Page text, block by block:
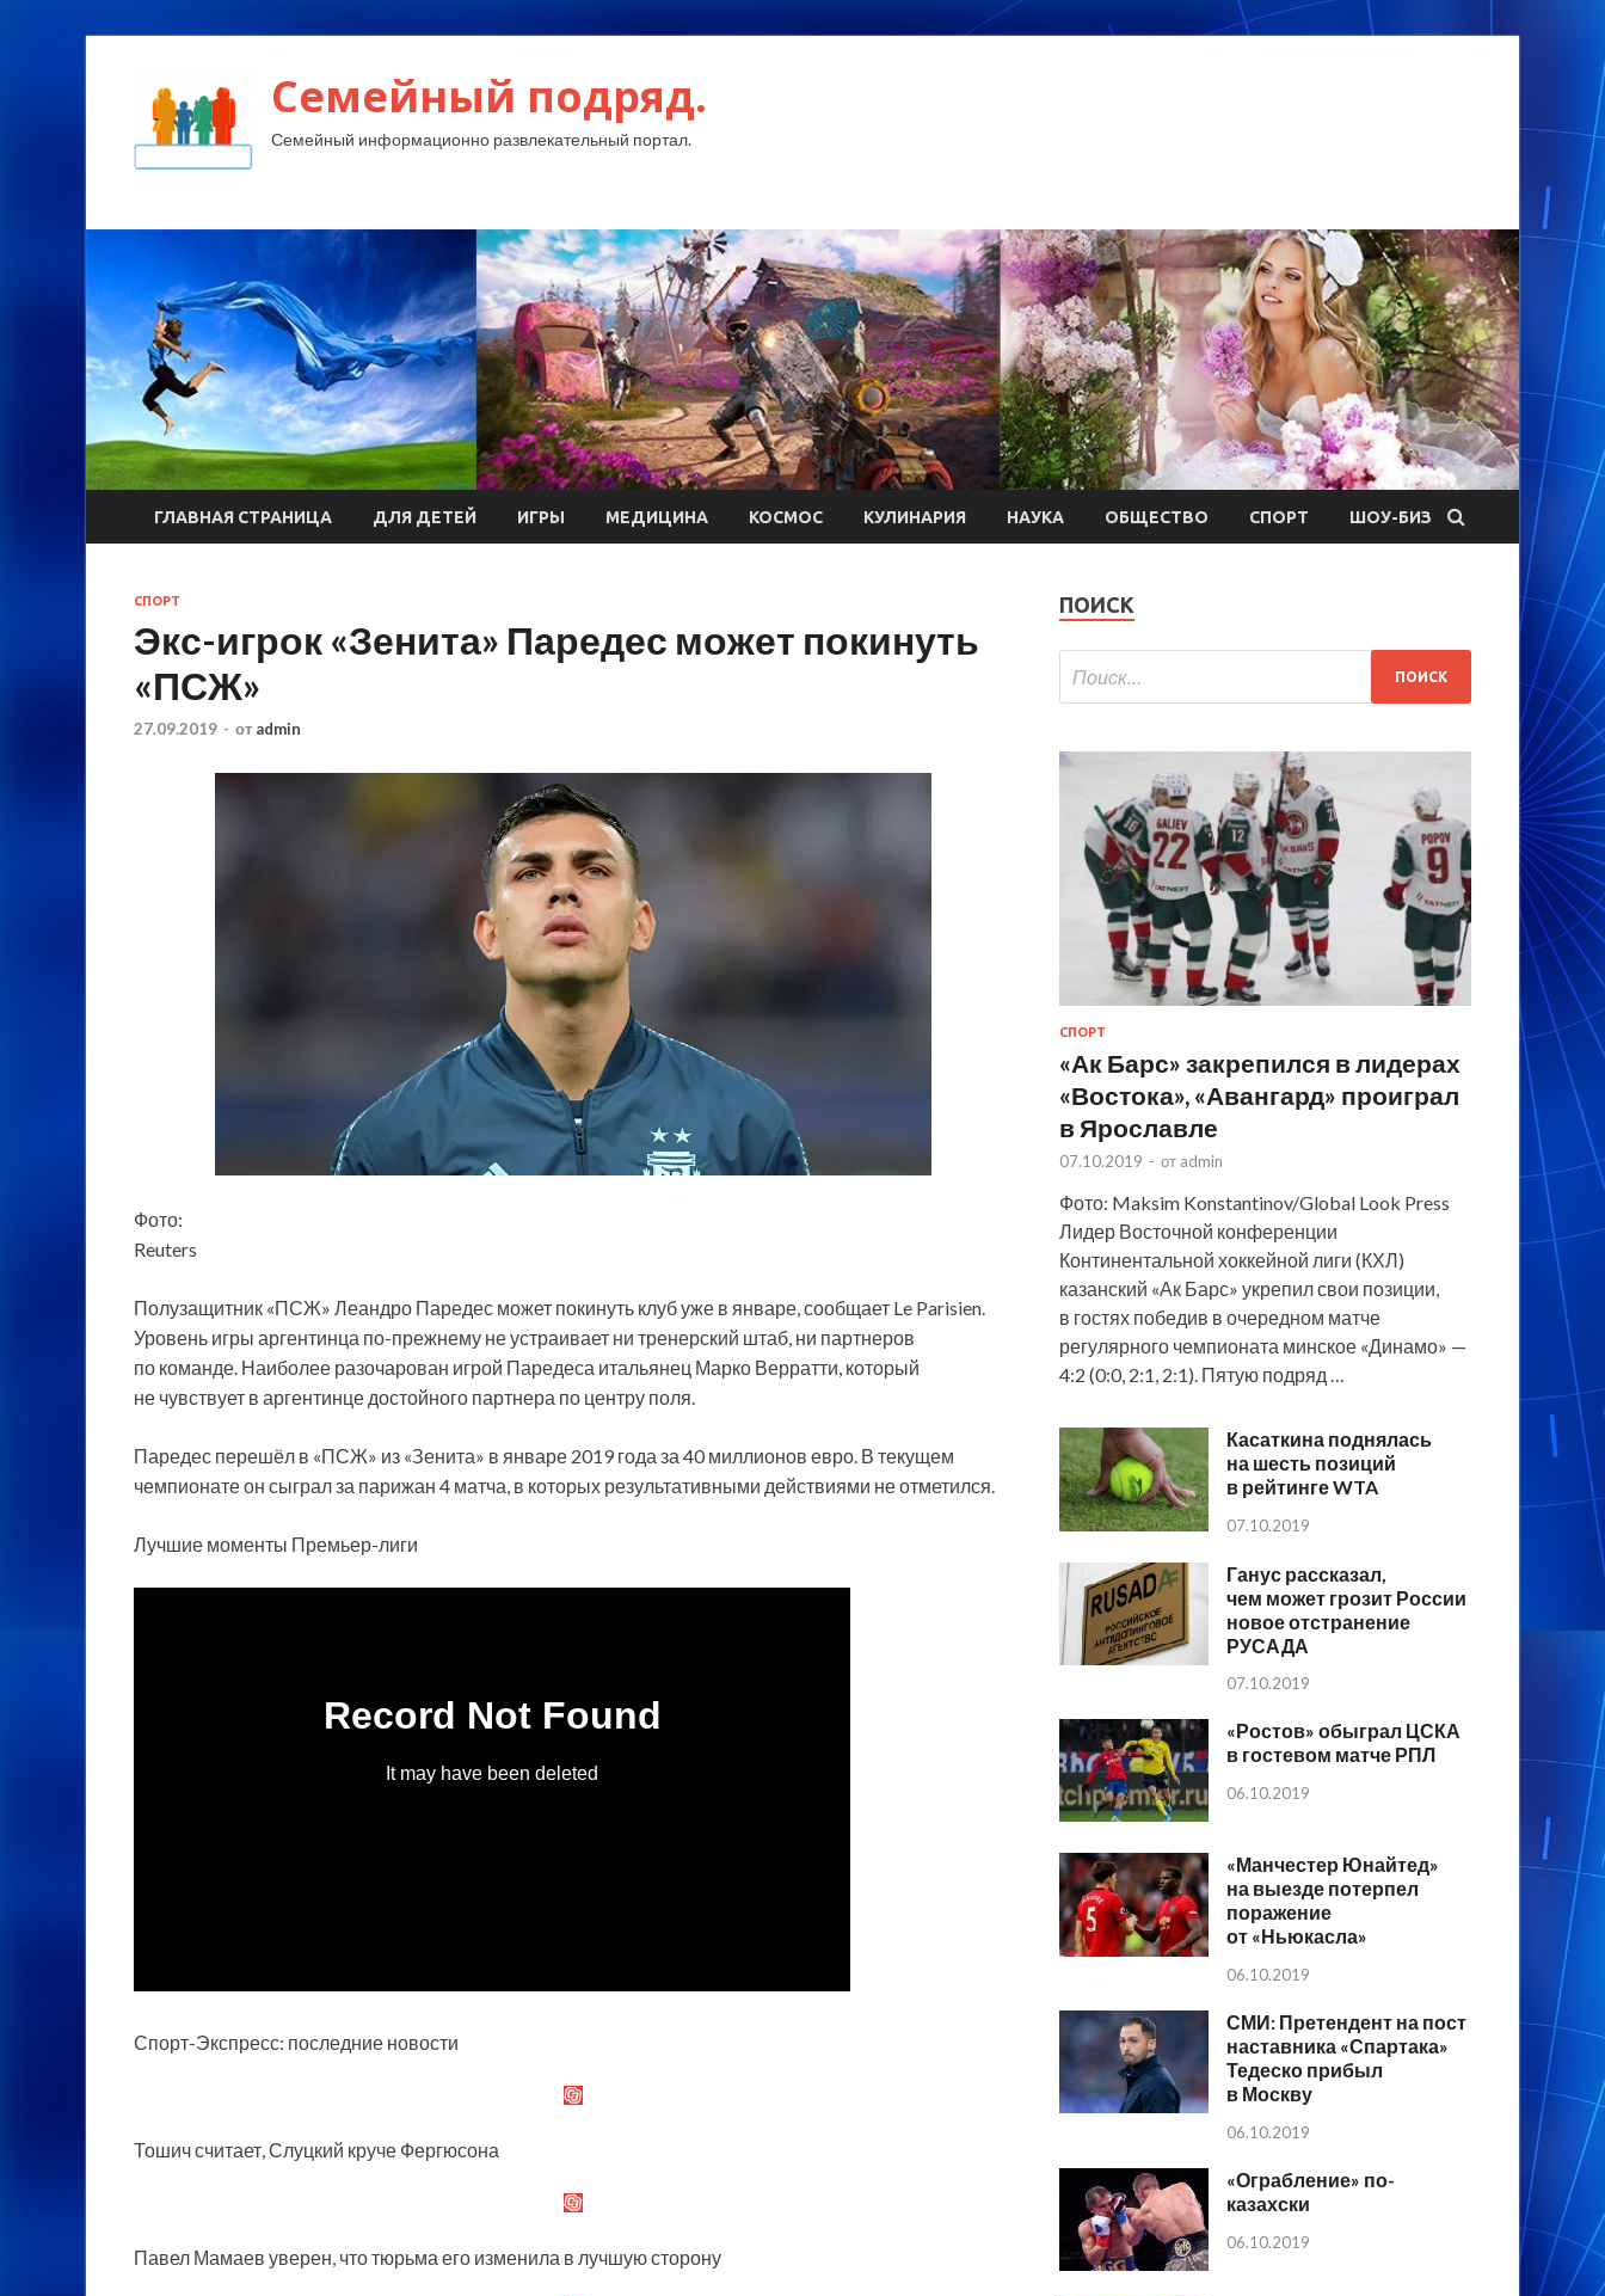
Семейный подряд.
Семейный информационно развлекательный портал.
ГЛАВНАЯ СТРАНИЦА ДЛЯ ДЕТЕЙ ИГРЫ МЕДИЦИНА КОСМОС КУЛИНАРИЯ НАУКА ОБЩЕСТВО СПОРТ ШОУ-БИЗ
СПОРТ
Экс-игрок «Зенита» Паредес может покинуть
«ПСЖ»
27.09.2019 - от admin
Фото:
Reuters
Полузащитник «ПСЖ» Леандро Паредес может покинуть клуб уже в январе, сообщает Le Parisien.
Уровень игры аргентинца по-прежнему не устраивает ни тренерский штаб, ни партнеров
по команде. Наиболее разочарован игрой Паредеса итальянец Марко Верратти, который
не чувствует в аргентинце достойного партнера по центру поля.
Паредес перешёл в «ПСЖ» из «Зенита» в январе 2019 года за 40 миллионов евро. В текущем
чемпионате он сыграл за парижан 4 матча, в которых результативными действиями не отметился.
Лучшие моменты Премьер-лиги
Спорт-Экспресс: последние новости
Тошич считает, Слуцкий круче Фергюсона
Павел Мамаев уверен, что тюрьма его изменила в лучшую сторону
ПОИСК
СПОРТ
«Ак Барс» закрепился в лидерах
«Востока», «Авангард» проиграл
в Ярославле
07.10.2019 - от admin
Фото: Maksim Konstantinov/Global Look Press
Лидер Восточной конференции
Континентальной хоккейной лиги (КХЛ)
казанский «Ак Барс» укрепил свои позиции,
в гостях победив в очередном матче
регулярного чемпионата минское «Динамо» —
4:2 (0:0, 2:1, 2:1). Пятую подряд …
Касаткина поднялась
на шесть позиций
в рейтинге WTA
07.10.2019
Ганус рассказал,
чем может грозит России
новое отстранение
РУСАДА
07.10.2019
«Ростов» обыграл ЦСКА
в гостевом матче РПЛ
06.10.2019
«Манчестер Юнайтед»
на выезде потерпел
поражение
от «Ньюкасла»
06.10.2019
СМИ: Претендент на пост
наставника «Спартака»
Тедеско прибыл
в Москву
06.10.2019
«Ограбление» по-
казахски
06.10.2019